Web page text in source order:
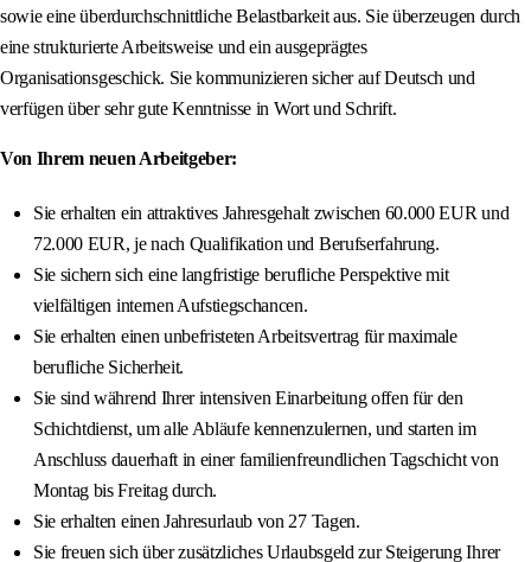
sowie eine überdurchschnittliche Belastbarkeit aus. Sie überzeugen durch
eine strukturierte Arbeitsweise und ein ausgeprägtes
Organisationsgeschick. Sie kommunizieren sicher auf Deutsch und
verfügen über sehr gute Kenntnisse in Wort und Schrift.
Von Ihrem neuen Arbeitgeber:
Sie erhalten ein attraktives Jahresgehalt zwischen 60.000 EUR und
72.000 EUR, je nach Qualifikation und Berufserfahrung.
Sie sichern sich eine langfristige berufliche Perspektive mit
vielfältigen internen Aufstiegschancen.
Sie erhalten einen unbefristeten Arbeitsvertrag für maximale
berufliche Sicherheit.
Sie sind während Ihrer intensiven Einarbeitung offen für den
Schichtdienst, um alle Abläufe kennenzulernen, und starten im
Anschluss dauerhaft in einer familienfreundlichen Tagschicht von
Montag bis Freitag durch.
Sie erhalten einen Jahresurlaub von 27 Tagen.
Sie freuen sich über zusätzliches Urlaubsgeld zur Steigerung Ihrer